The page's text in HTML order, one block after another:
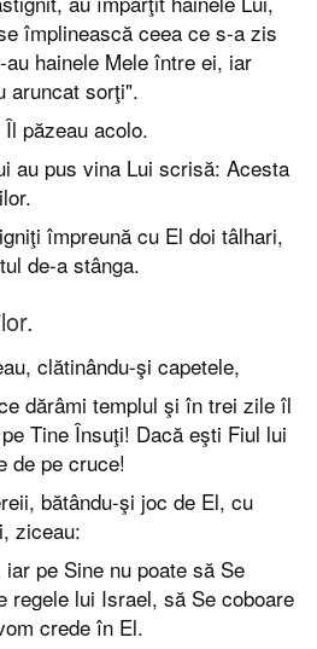
împlinească ceea ce s-a zis
hainele Mele între ei, iar
aruncat sorţi".
păzeau acolo.
au pus vina Lui scrisă: Acesta
împreună cu El doi tâlhari,
de-a stânga.
clătinându-şi capetele,
dărâmi templul şi în trei zile îl
Tine Însuţi! Dacă eşti Fiul lui
de pe cruce!
bătându-şi joc de El, cu
ziceau:
pe Sine nu poate să Se
regele lui Israel, să Se coboare
crede în El.